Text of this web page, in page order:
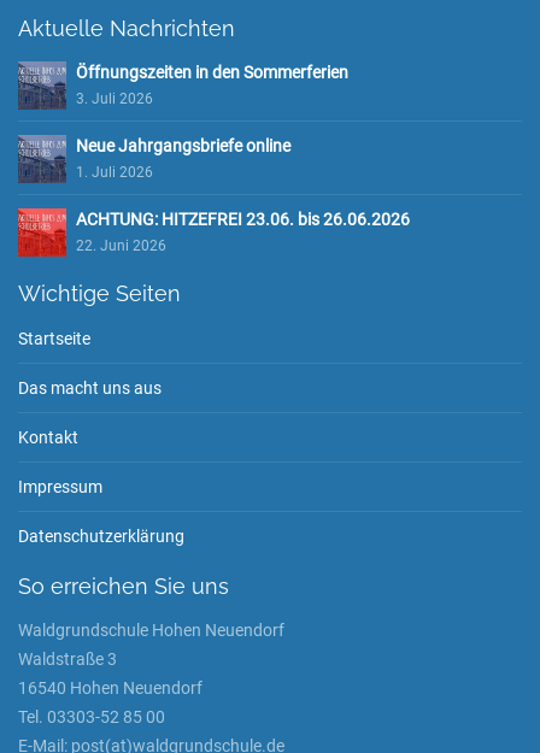
Aktuelle Nachrichten
Öffnungszeiten in den Sommerferien
3. Juli 2026
Neue Jahrgangsbriefe online
1. Juli 2026
ACHTUNG: HITZEFREI 23.06. bis 26.06.2026
22. Juni 2026
Wichtige Seiten
Startseite
Das macht uns aus
Kontakt
Impressum
Datenschutzerklärung
So erreichen Sie uns
Waldgrundschule Hohen Neuendorf
Waldstraße 3
16540 Hohen Neuendorf
Tel. 03303-52 85 00
E-Mail: post(at)waldgrundschule.de